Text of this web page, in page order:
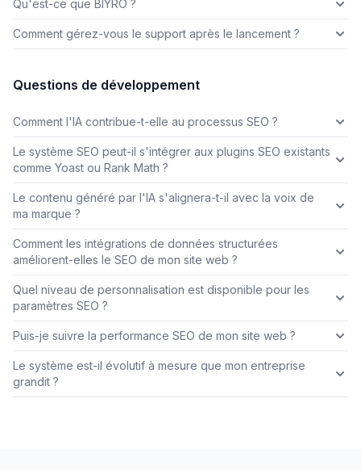
Qu'est-ce que BIYRO ?
Comment gérez-vous le support après le lancement ?
Questions de développement
Comment l'IA contribue-t-elle au processus SEO ?
Le système SEO peut-il s'intégrer aux plugins SEO existants
comme Yoast ou Rank Math ?
Le contenu généré par l'IA s'alignera-t-il avec la voix de
ma marque ?
Comment les intégrations de données structurées
améliorent-elles le SEO de mon site web ?
Quel niveau de personnalisation est disponible pour les
paramètres SEO ?
Puis-je suivre la performance SEO de mon site web ?
Le système est-il évolutif à mesure que mon entreprise
grandit ?